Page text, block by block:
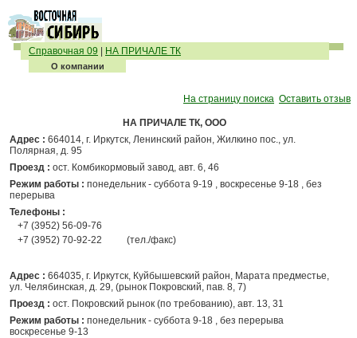
Справочная 09 НА ПРИЧАЛЕ ТК
О компании
На страницу поиска Оставить отзыв
НА ПРИЧАЛЕ ТК, ООО
Адрес : 664014, г. Иркутск, Ленинский район, Жилкино пос., ул.
Полярная, д. 95
Проезд : ост. Комбикормовый завод, авт. 6, 46
Режим работы : понедельник - суббота 9-19 , воскресенье 9-18 , без
перерыва
Телефоны :
+7 (3952) 56-09-76
+7 (3952) 70-92-22
(тел./факс)
Адрес : 664035, г. Иркутск, Куйбышевский район, Марата предместье,
ул. Челябинская, д. 29, (рынок Покровский, пав. 8, 7)
Проезд : ост. Покровский рынок (по требованию), авт. 13, 31
Режим работы : понедельник - суббота 9-18 , без перерыва
воскресенье 9-13